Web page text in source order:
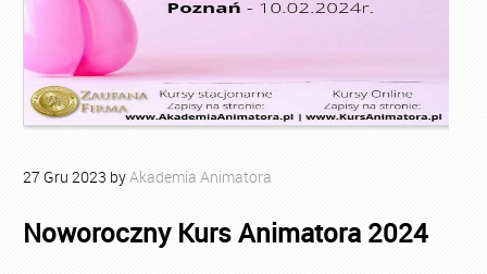
27 Gru 2023 byAkademia Animatora
Noworoczny Kurs Animatora 2024